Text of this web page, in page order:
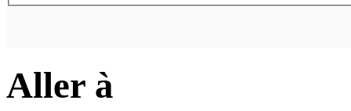
Aller à